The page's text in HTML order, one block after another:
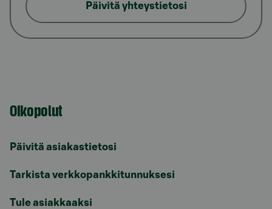
Päivitä yhteystietosi
Oikopolut
Päivitä asiakastietosi
Tarkista verkkopankkitunnuksesi
Tule asiakkaaksi